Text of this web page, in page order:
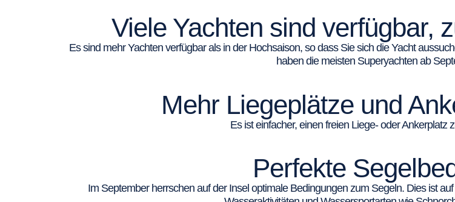
Viele Yachten sind verfügbar,
Es sind mehr Yachten verfügbar als in der Hochsaison, so dass Sie sich die Yacht
haben die meisten Superyachten ab
Mehr Liegeplätze und
Es ist einfacher, einen freien Liege- oder Ankerplatz
Perfekte
Im September herrschen auf der Insel optimale Bedingungen zum Segeln. Dies ist